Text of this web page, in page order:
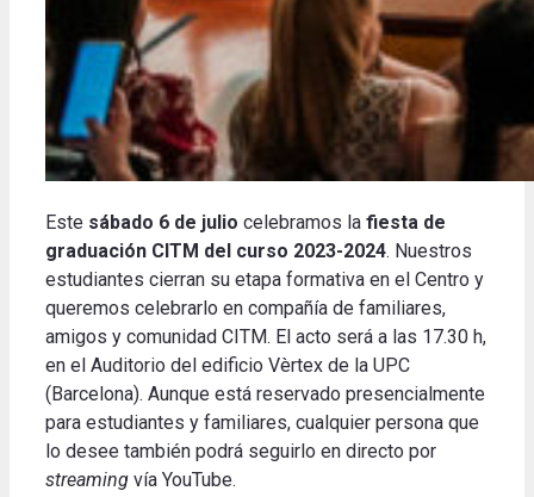
Este sábado 6 de julio celebramos la fiesta de
graduación CITM del curso 2023-2024. Nuestros
estudiantes cierran su etapa formativa en el Centro y
queremos celebrarlo en compañía de familiares,
amigos y comunidad CITM. El acto será a las 17.30 h,
en el Auditorio del edificio Vèrtex de la UPC
(Barcelona). Aunque está reservado presencialmente
para estudiantes y familiares, cualquier persona que
lo desee también podrá seguirlo en directo por
streaming vía YouTube.